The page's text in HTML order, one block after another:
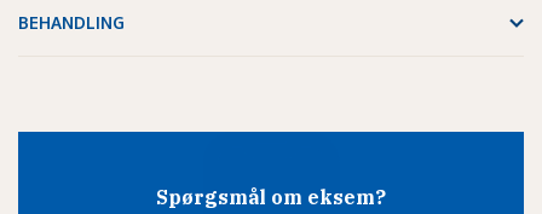
BEHANDLING
Spørgsmål om eksem?